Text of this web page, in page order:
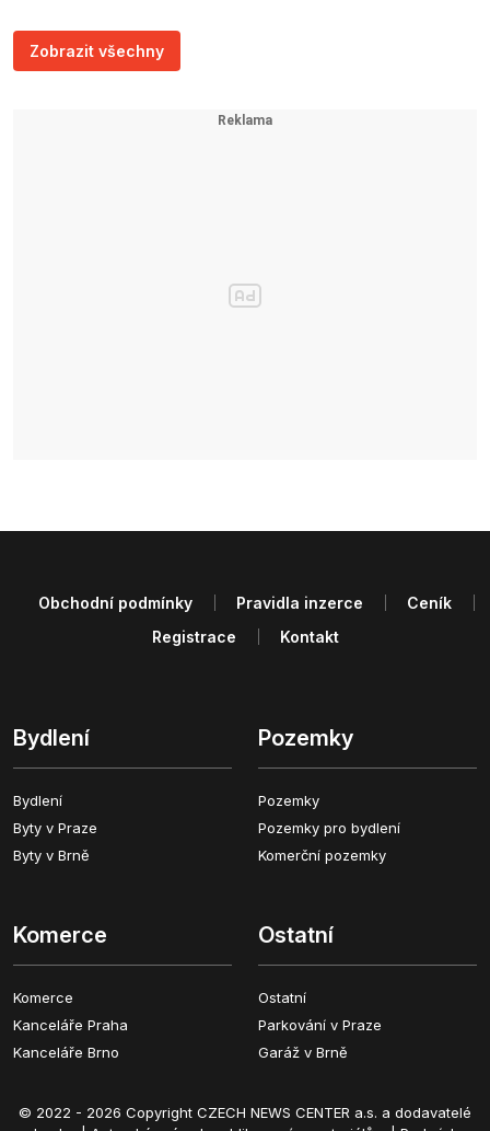
Zobrazit všechny
Bydlení
Bydlení
Byty v Praze
Byty v Brně
Pozemky
Pozemky
Pozemky pro bydlení
Komerční pozemky
Komerce
Komerce
Kanceláře Praha
Kanceláře Brno
Ostatní
Ostatní
Parkování v Praze
Garáž v Brně
Obchodní podmínky Pravidla inzerce
Ceník
Registrace
Kontakt
© 2022 - 2026 Copyright CZECH NEWS CENTER a.s. a dodavatelé